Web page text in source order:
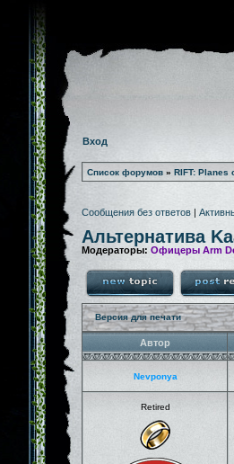
Вход
Список форумов » RIFT: Planes
Сообщения без ответов |
Альтернатива
Модераторы: Офицеры Arm
Версия для печати
Автор
Nevponya
Retired